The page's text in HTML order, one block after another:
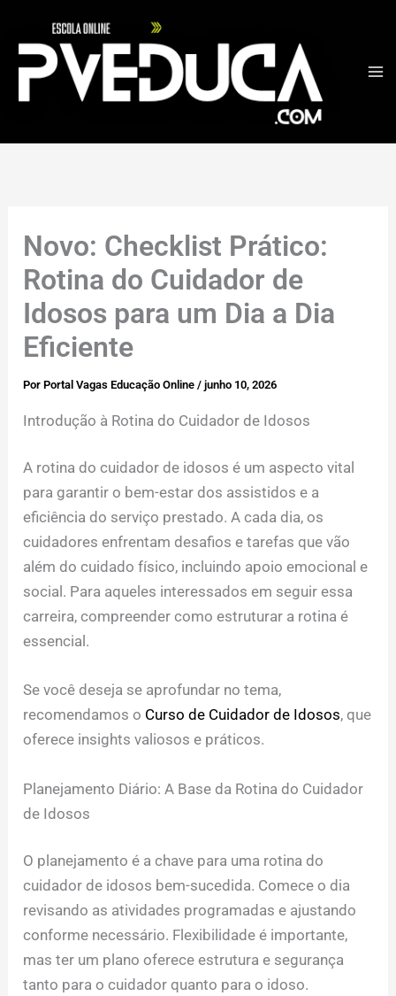
Novo: Checklist Prático:
Rotina do Cuidador de
Idosos para um Dia a Dia
Eficiente
PorPortal Vagas Educação Online/junho 10, 2026
Introdução à Rotina do Cuidador de Idosos
A rotina do cuidador de idosos é um aspecto vital
para garantir o bem-estar dos assistidos e a
eficiência do serviço prestado. A cada dia, os
cuidadores enfrentam desafios e tarefas que vão
além do cuidado físico, incluindo apoio emocional e
social. Para aqueles interessados em seguir essa
carreira, compreender como estruturar a rotina é
essencial.
Se você deseja se aprofundar no tema,
recomendamos o Curso de Cuidador de Idosos, que
oferece insights valiosos e práticos.
Planejamento Diário: A Base da Rotina do Cuidador
de Idosos
O planejamento é a chave para uma rotina do
cuidador de idosos bem-sucedida. Comece o dia
revisando as atividades programadas e ajustando
conforme necessário. Flexibilidade é importante,
mas ter um plano oferece estrutura e segurança
tanto para o cuidador quanto para o idoso.